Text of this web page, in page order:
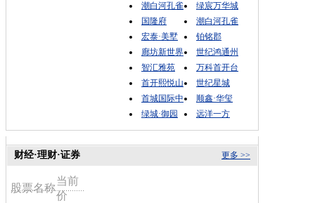
潮白河孔雀
绿宸万华城
国隆府
潮白河孔雀
宏泰·美墅
铂铭郡
廊坊新世界
世纪鸿通州
智汇雅苑
万科首开台
首开熙悦山
世纪星城
首城国际中
顺鑫·华玺
绿城·御园
远洋一方
更多 >>
财经·理财·证券
股票名称
当前
价